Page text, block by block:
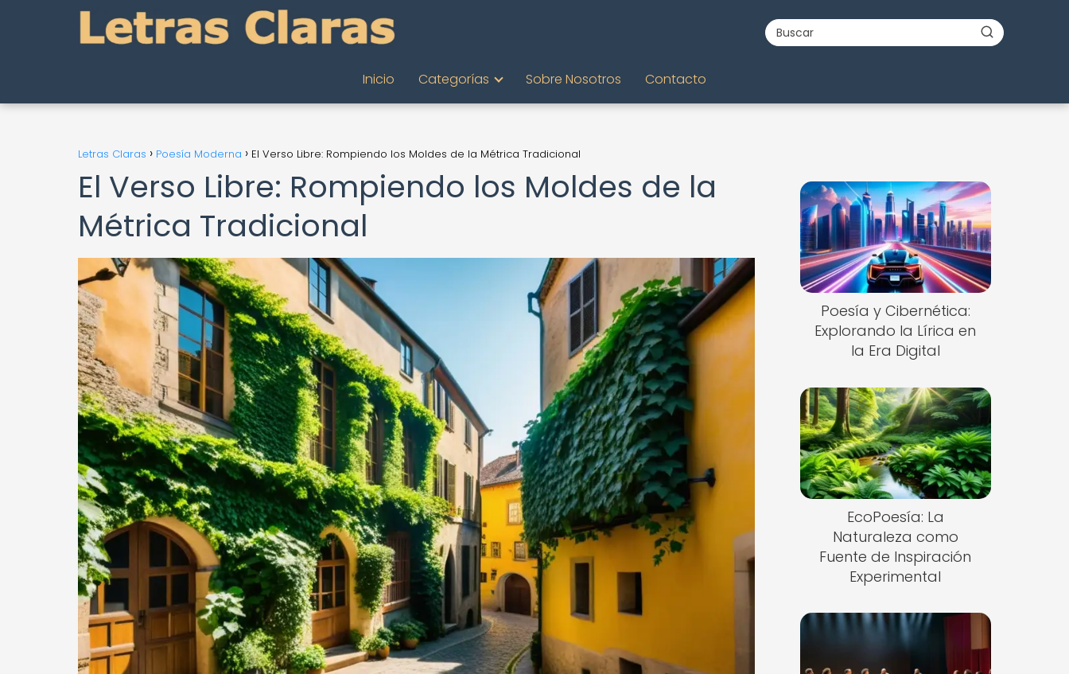
Inicio Categorías Sobre Nosotros Contacto
Letras Claras Poesía Moderna El Verso Libre: Rompiendo los Moldes de la Métrica Tradicional
El Verso Libre: Rompiendo los Moldes de la
Métrica Tradicional
Poesía y Cibernética:
Explorando la Lírica en
la Era Digital
EcoPoesía: La
Naturaleza como
Fuente de Inspiración
Experimental